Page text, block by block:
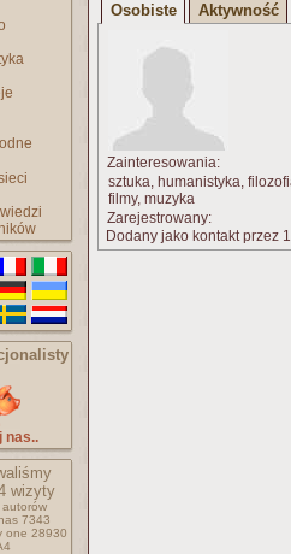
nas..
wizyty
7343
one 28930
Osobiste
Aktywność
Zainteresowania:
sztuka, humanistyka,
filmy, muzyka
Zarejestrowany:
Dodany jako kontakt przez